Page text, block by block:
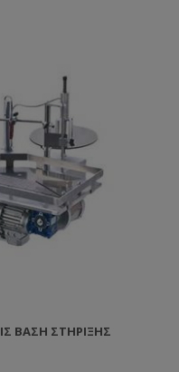
ΒΆΣΗ ΣΤΉΡΙΞΗΣ